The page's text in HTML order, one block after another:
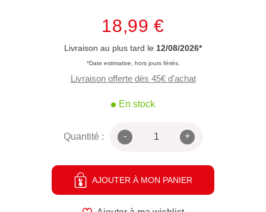
18,99 €
Livraison au plus tard le 12/08/2026*
*Date estimative, hors jours fériés.
Livraison offerte dès 45€ d'achat
En stock
Quantité : - +
AJOUTER À MON PANIER